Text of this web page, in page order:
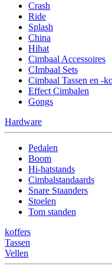
Crash
Ride
Splash
China
Hihat
Cimbaal Accessoires
CImbaal Sets
Cimbaal Tassen en -
Effect Cimbalen
Gongs
Hardware
Pedalen
Boom
Hi-hatstands
Cimbalstandaards
Snare Staanders
Stoelen
Tom standen
koffers
Tassen
Vellen